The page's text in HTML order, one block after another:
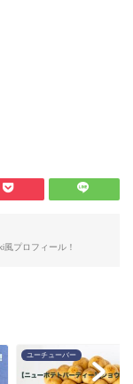
風プロフィール！
ユーチューバー